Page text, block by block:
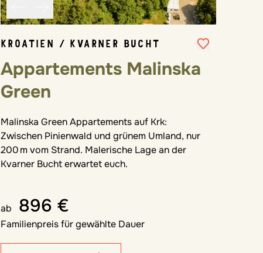
KROATIEN / KVARNER BUCHT
Appartements Malinska
Green
Malinska Green Appartements auf Krk:
Zwischen Pinienwald und grünem Umland, nur
200 m vom Strand. Malerische Lage an der
Kvarner Bucht erwartet euch.
ab 896 €
Familienpreis für gewählte Dauer